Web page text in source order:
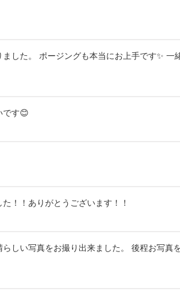
た。 ポージングも本当にお上手です✨
です😊
！！ありがとうございます！！
しい写真をお撮り出来ました。 後程お写真